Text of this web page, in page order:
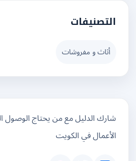
التصنيفات
أثاث و مفروشات
شارك الدليل مع من يحتاج الوصول
الأعمال في الكويت